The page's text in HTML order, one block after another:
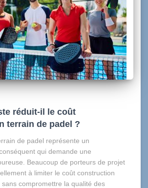
réduit-il le coût
terrain de padel ?
de padel représente un
qui demande une
Beaucoup de porteurs de projet
à limiter le coût construction
compromettre la qualité des